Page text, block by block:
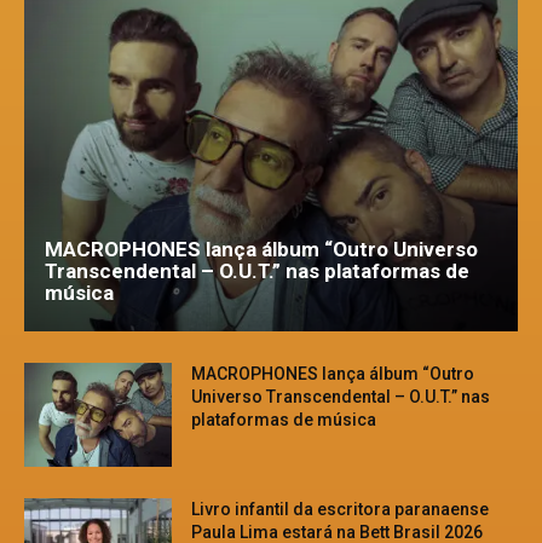
MACROPHONES lança álbum “Outro Universo
Transcendental – O.U.T.” nas plataformas de
música
MACROPHONES lança álbum “Outro
Universo Transcendental – O.U.T.” nas
plataformas de música
Livro infantil da escritora paranaense
Paula Lima estará na Bett Brasil 2026